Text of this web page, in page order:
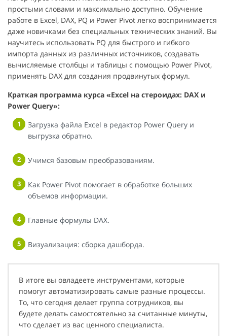
простыми словами и максимально доступно. Обучение
работе в Excel, DAX, PQ и Power Pivot легко воспринимается
даже новичками без специальных технических знаний. Вы
научитесь использовать PQ для быстрого и гибкого
импорта данных из различных источников, создавать
вычисляемые столбцы и таблицы с помощью Power Pivot,
применять DAX для создания продвинутых формул.
Краткая программа курса «Excel на стероидах: DAX и
Power Query»:
Загрузка файла Excel в редактор Power Query и
выгрузка обратно.
Учимся базовым преобразованиям.
Как Power Pivot помогает в обработке больших
объемов информации.
Главные формулы DAX.
Визуализация: сборка дашборда.
В итоге вы овладеете инструментами, которые
помогут автоматизировать самые разные процессы.
То, что сегодня делает группа сотрудников, вы
будете делать самостоятельно за считанные минуты,
что сделает из вас ценного специалиста.